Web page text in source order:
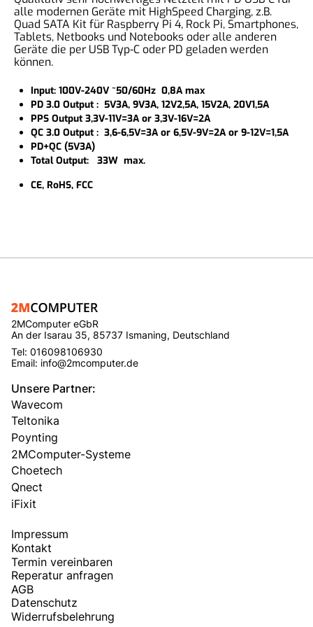
alle modernen Geräte mit HighSpeed Charging, z.B.
Quad SATA Kit für Raspberry Pi 4, Rock Pi, Smartphones,
Tablets, Netbooks und Notebooks oder alle anderen
Geräte die per USB Typ-C oder PD geladen werden
können.
Input: 100V-240V ~50/60Hz 0,8A max
PD 3.0 Output : 5V3A, 9V3A, 12V2,5A, 15V2A, 20V1,5A
PPS Output 3,3V-11V=3A or 3,3V-16V=2A
QC 3.0 Output : 3,6-6,5V=3A or 6,5V-9V=2A or 9-12V=1,5A
PD+QC (5V3A)
Total Output: 33W max.
CE, RoHS, FCC
2MComputer eGbR
An der Isarau 35, 85737 Ismaning, Deutschland
Tel: 016098106930
Email: info@2mcomputer.de
Unsere Partner:
Wavecom
Teltonika
Poynting
2MComputer-Systeme
Choetech
Qnect
iFixit
Impressum
Kontakt
Termin vereinbaren
Reperatur anfragen
AGB
Datenschutz
Widerrufsbelehrung